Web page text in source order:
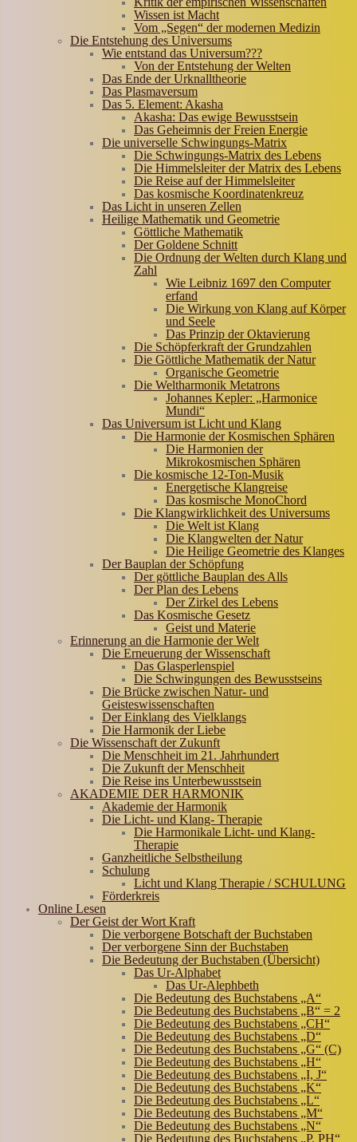
Wissen ist Macht
Vom „Segen“ der modernen Medizin
Die Entstehung des Universums
Wie entstand das Universum???
Von der Entstehung der Welten
Das Ende der Urknalltheorie
Das Plasmaversum
Das 5. Element: Akasha
Akasha: Das ewige Bewusstsein
Das Geheimnis der Freien Energie
Die universelle Schwingungs-Matrix
Die Schwingungs-Matrix des Lebens
Die Himmelsleiter der Matrix des Lebens
Die Reise auf der Himmelsleiter
Das kosmische Koordinatenkreuz
Das Licht in unseren Zellen
Heilige Mathematik und Geometrie
Göttliche Mathematik
Der Goldene Schnitt
Die Ordnung der Welten durch Klang und
Zahl
Wie Leibniz 1697 den Computer
erfand
Die Wirkung von Klang auf Körper
und Seele
Das Prinzip der Oktavierung
Die Schöpferkraft der Grundzahlen
Die Göttliche Mathematik der Natur
Organische Geometrie
Die Weltharmonik Metatrons
Johannes Kepler: „Harmonice
Mundi“
Das Universum ist Licht und Klang
Die Harmonie der Kosmischen Sphären
Die Harmonien der
Mikrokosmischen Sphären
Die kosmische 12-Ton-Musik
Energetische Klangreise
Das kosmische MonoChord
Die Klangwirklichkeit des Universums
Die Welt ist Klang
Die Klangwelten der Natur
Die Heilige Geometrie des Klanges
Der Bauplan der Schöpfung
Der göttliche Bauplan des Alls
Der Plan des Lebens
Der Zirkel des Lebens
Das Kosmische Gesetz
Geist und Materie
Erinnerung an die Harmonie der Welt
Die Erneuerung der Wissenschaft
Das Glasperlenspiel
Die Schwingungen des Bewusstseins
Die Brücke zwischen Natur- und
Geisteswissenschaften
Der Einklang des Vielklangs
Die Harmonik der Liebe
Die Wissenschaft der Zukunft
Die Menschheit im 21. Jahrhundert
Die Zukunft der Menschheit
Die Reise ins Unterbewusstsein
AKADEMIE DER HARMONIK
Akademie der Harmonik
Die Licht- und Klang- Therapie
Die Harmonikale Licht- und Klang-
Therapie
Ganzheitliche Selbstheilung
Schulung
Licht und Klang Therapie / SCHULUNG
Förderkreis
Online Lesen
Der Geist der Wort Kraft
Die verborgene Botschaft der Buchstaben
Der verborgene Sinn der Buchstaben
Die Bedeutung der Buchstaben (Übersicht)
Das Ur-Alphabet
Das Ur-Alephbeth
Die Bedeutung des Buchstabens „A“
Die Bedeutung des Buchstabens „B“ = 2
Die Bedeutung des Buchstabens „CH“
Die Bedeutung des Buchstabens „D“
Die Bedeutung des Buchstabens „G“ (C)
Die Bedeutung des Buchstabens „H“
Die Bedeutung des Buchstabens „I, J“
Die Bedeutung des Buchstabens „K“
Die Bedeutung des Buchstabens „L“
Die Bedeutung des Buchstabens „M“
Die Bedeutung des Buchstabens „N“
Die Bedeutung des Buchstabens „P, PH“